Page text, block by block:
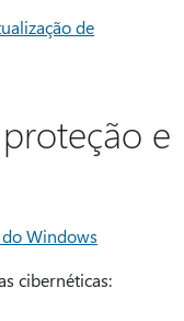
de
e
Windows
cibernéticas: